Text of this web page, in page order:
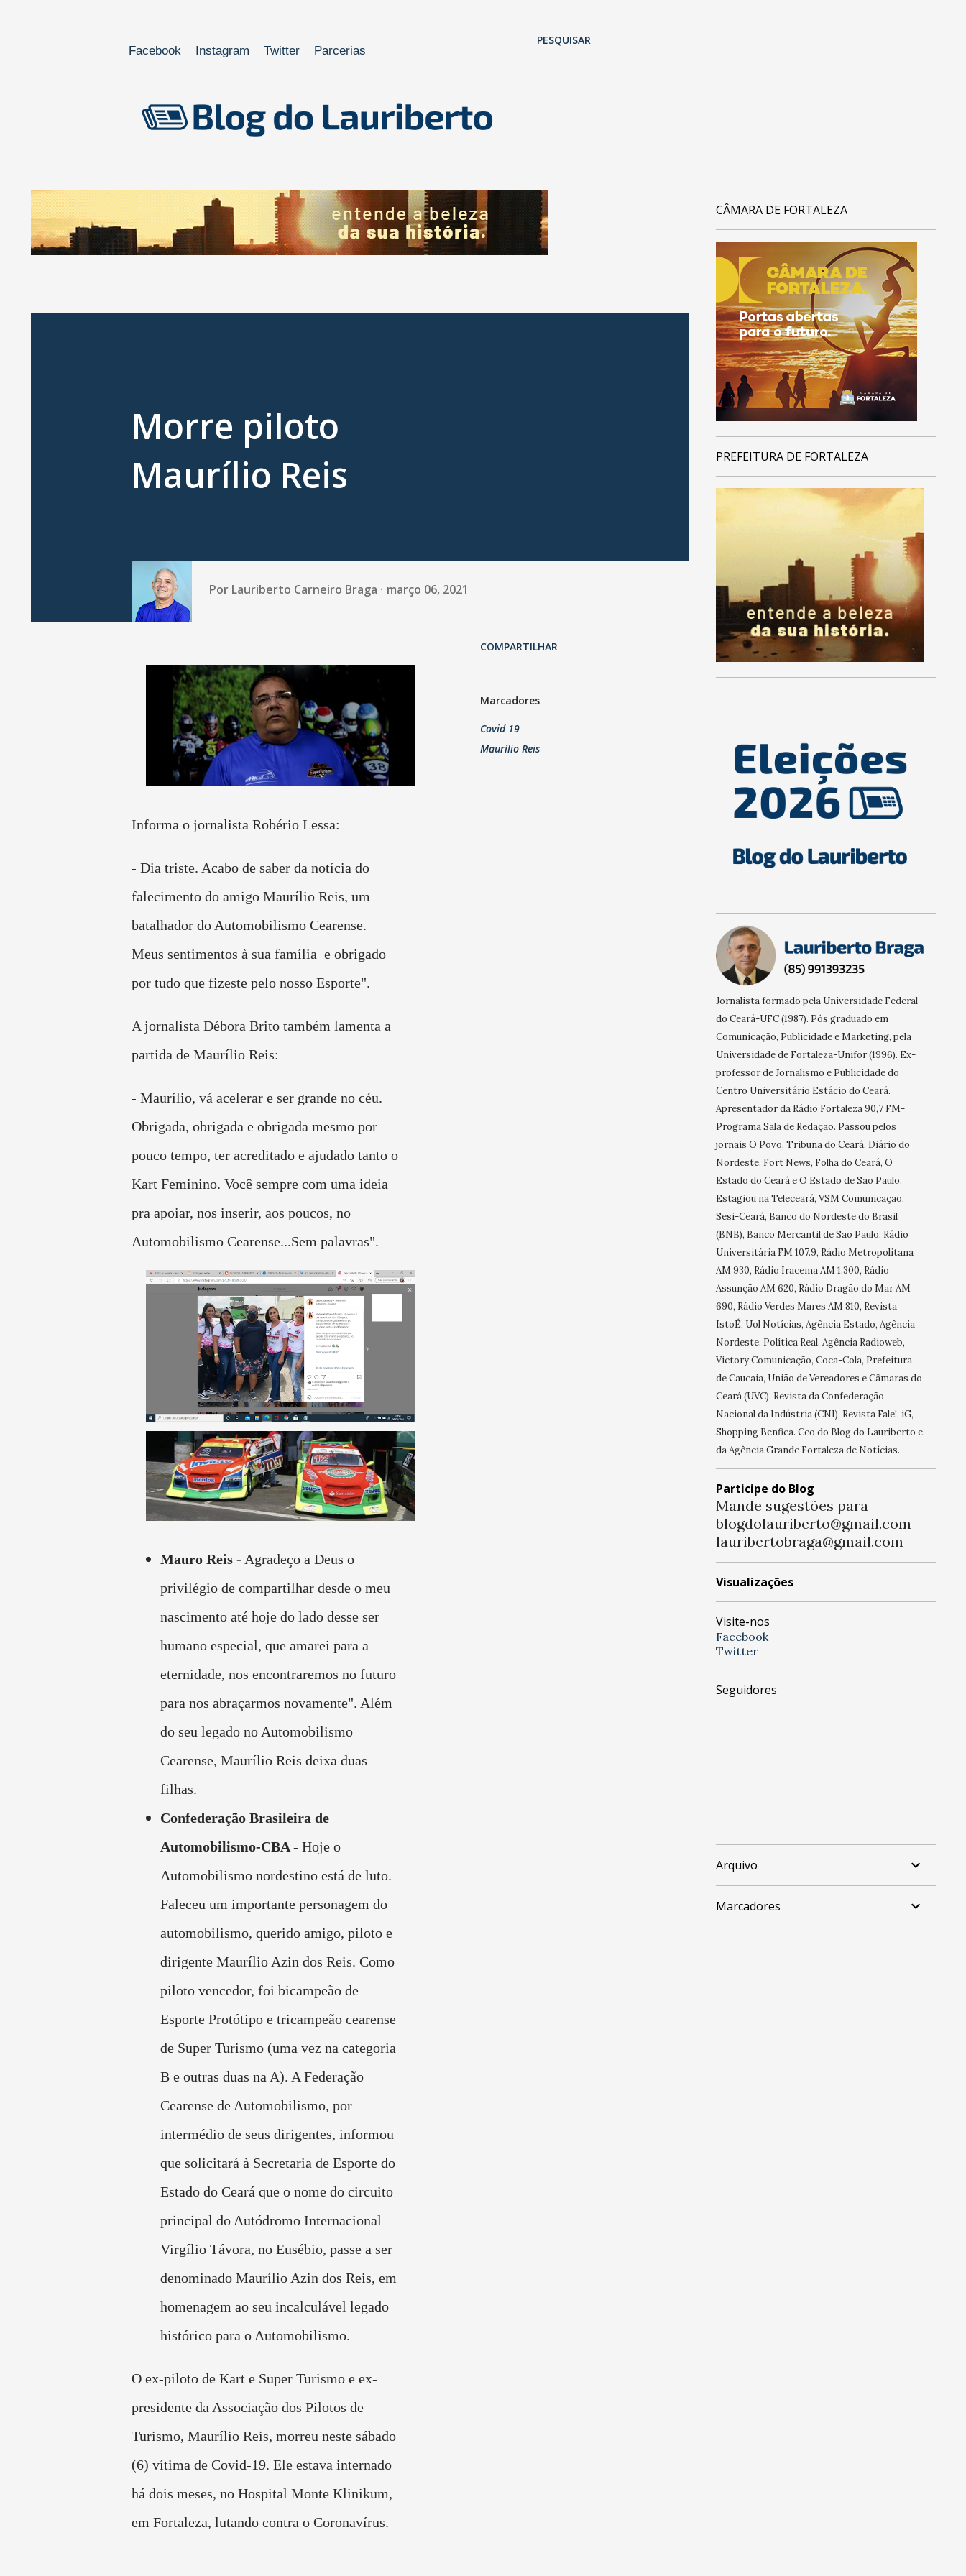
Facebook Instagram Twitter Parcerias
PESQUISAR
Morre piloto
Maurílio Reis
Por Lauriberto Carneiro Braga março 06, 2021
Informa o jornalista Robério Lessa:
- Dia triste. Acabo de saber da notícia do
falecimento do amigo Maurílio Reis, um
batalhador do Automobilismo Cearense.
Meus sentimentos à sua família e obrigado
por tudo que fizeste pelo nosso Esporte".
A jornalista Débora Brito também lamenta a
partida de Maurílio Reis:
- Maurílio, vá acelerar e ser grande no céu.
Obrigada, obrigada e obrigada mesmo por
pouco tempo, ter acreditado e ajudado tanto o
Kart Feminino. Você sempre com uma ideia
pra apoiar, nos inserir, aos poucos, no
Automobilismo Cearense...Sem palavras".
Mauro Reis - Agradeço a Deus o
privilégio de compartilhar desde o meu
nascimento até hoje do lado desse ser
humano especial, que amarei para a
eternidade, nos encontraremos no futuro
para nos abraçarmos novamente". Além
do seu legado no Automobilismo
Cearense, Maurílio Reis deixa duas
filhas.
Confederação Brasileira de
Automobilismo-CBA - Hoje o
Automobilismo nordestino está de luto.
Faleceu um importante personagem do
automobilismo, querido amigo, piloto e
dirigente Maurílio Azin dos Reis. Como
piloto vencedor, foi bicampeão de
Esporte Protótipo e tricampeão cearense
de Super Turismo (uma vez na categoria
B e outras duas na A). A Federação
Cearense de Automobilismo, por
intermédio de seus dirigentes, informou
que solicitará à Secretaria de Esporte do
Estado do Ceará que o nome do circuito
principal do Autódromo Internacional
Virgílio Távora, no Eusébio, passe a ser
denominado Maurílio Azin dos Reis, em
homenagem ao seu incalculável legado
histórico para o Automobilismo.
O ex-piloto de Kart e Super Turismo e ex-
presidente da Associação dos Pilotos de
Turismo, Maurílio Reis, morreu neste sábado
(6) vítima de Covid-19. Eleestava internado
há dois meses, no Hospital Monte Klinikum,
em Fortaleza, lutando contra o Coronavírus.
COMPARTILHAR
Marcadores
Covid 19
Maurílio Reis
CÂMARA DE FORTALEZA
PREFEITURA DE FORTALEZA
Jornalista formado pela Universidade Federal
do Ceará-UFC (1987). Pós graduado em
Comunicação, Publicidade e Marketing, pela
Universidade de Fortaleza-Unifor (1996). Ex-
professor de Jornalismo e Publicidade do
Centro Universitário Estácio do Ceará.
Apresentador da Rádio Fortaleza 90,7 FM-
Programa Sala de Redação. Passou pelos
jornais O Povo, Tribuna do Ceará, Diário do
Nordeste, Fort News, Folha do Ceará, O
Estado do Ceará e O Estado de São Paulo.
Estagiou na Teleceará, VSM Comunicação,
Sesi-Ceará, Banco do Nordeste do Brasil
(BNB), Banco Mercantil de São Paulo, Rádio
Universitária FM 107.9, Rádio Metropolitana
AM 930, Rádio Iracema AM 1.300, Rádio
Assunção AM 620, Rádio Dragão do Mar AM
690, Rádio Verdes Mares AM 810, Revista
IstoÉ, Uol Notícias, Agência Estado, Agência
Nordeste, Política Real, Agência Radioweb,
Victory Comunicação, Coca-Cola, Prefeitura
de Caucaia, União de Vereadores e Câmaras do
Ceará (UVC), Revista da Confederação
Nacional da Indústria (CNI), Revista Fale!, iG,
Shopping Benfica. Ceo do Blog do Lauriberto e
da Agência Grande Fortaleza de Notícias.
Participe do Blog
Mande sugestões para
blogdolauriberto@gmail.com
lauribertobraga@gmail.com
Visualizações
Visite-nos
Facebook
Twitter
Seguidores
Arquivo
Marcadores